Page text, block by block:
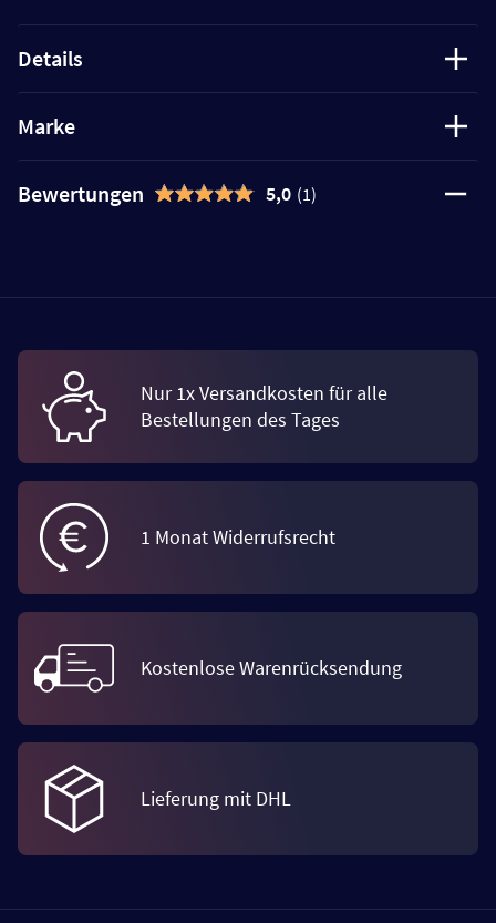
Details
Marke
Bewertungen 5,0 (1)
Nur 1x Versandkosten für alle
Bestellungen des Tages
1 Monat Widerrufsrecht
Kostenlose Warenrücksendung
Lieferung mit DHL